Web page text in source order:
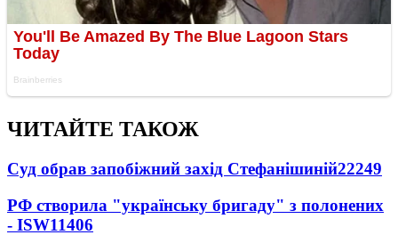
ЧИТАЙТЕ ТАКОЖ
Суд обрав запобіжний захід Стефанішиній22249
РФ створила "українську бригаду" з полонених
- ISW11406